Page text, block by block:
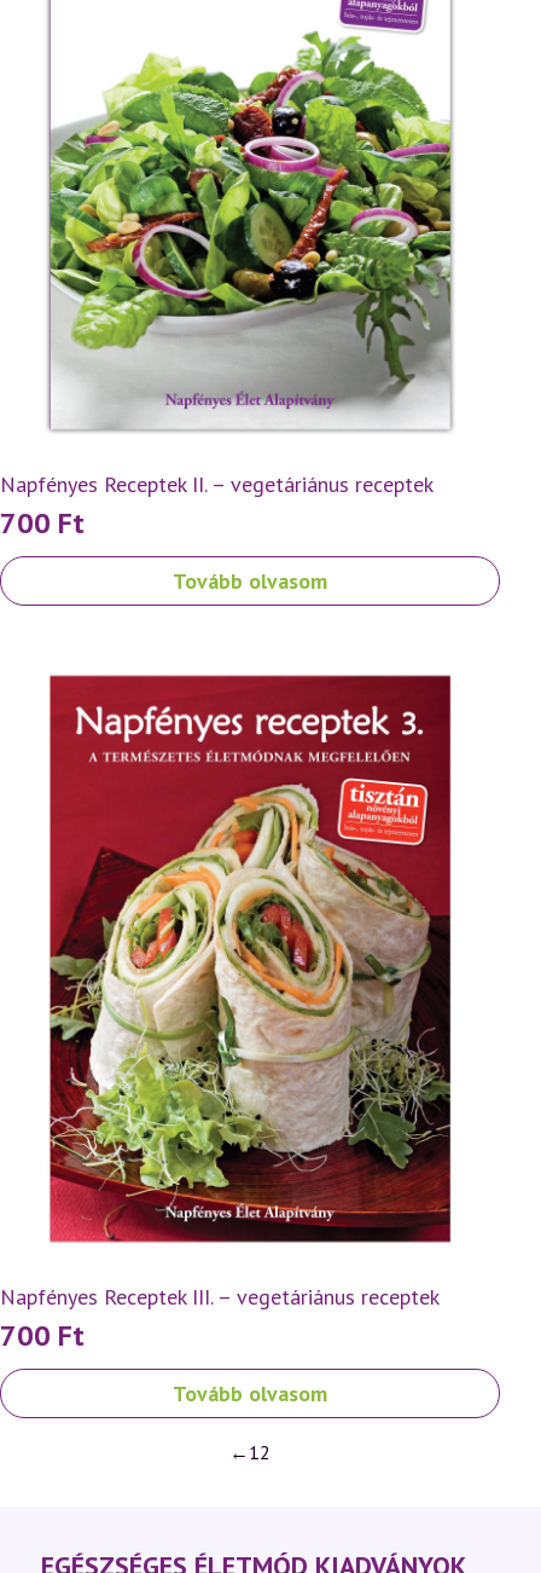
EGÉSZSÉGES ÉLETMÓD KIADVÁNYOK
Napfényes Receptek II. – vegetáriánus receptek
700 Ft
Tovább olvasom
Napfényes Receptek III. – vegetáriánus receptek
700 Ft
Tovább olvasom
← 12